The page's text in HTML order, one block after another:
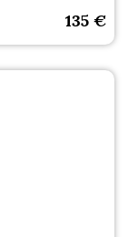
135 €